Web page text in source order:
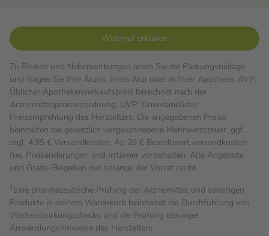
Widerruf erklären
Zu Risiken und Nebenwirkungen lesen Sie die Packungsbeilage
und fragen Sie Ihre Ärztin, Ihren Arzt oder in Ihrer Apotheke. AVP:
Üblicher Apothekenverkaufspreis berechnet nach der
Arzneimittelpreisverordnung. UVP: Unverbindliche
Preisempfehlung des Herstellers. Die angegebenen Preise
beinhalten die gesetzlich vorgeschriebene Mehrwertsteuer, ggf.
zzgl. 4,95 € Versandkosten. Ab 29 € Bestell­wert versand­kosten­
frei. Preisänderungen und Irrtümer vorbehalten. Alle Angebote
und Gratis-Beigaben nur solange der Vorrat reicht.
1Eine pharmazeutische Prüfung der Arzneimittel und sonstigen
Produkte in deinem Warenkorb beinhaltet die Durchführung von
Wechselwirkungschecks und die Prüfung etwaiger
Anwendungshinweise des Herstellers.